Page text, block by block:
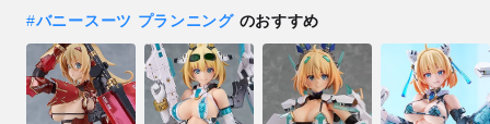
#バニースーツ プランニングのおすすめ